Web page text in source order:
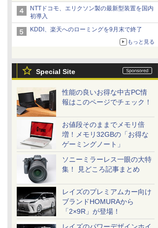
NTTドコモ、エリクソン製の最新型装置を国内
初導入
KDDI、楽天へのローミングを9月末で終了
もっと見る
Special Site
性能の良いお得な中古PC情
報はこのページでチェック！
お値段そのままでメモリ倍
増！メモリ32GBの「お得な
ゲーミングノート」
ソニーミラーレス一眼の大特
集！ 見どころ記事まとめ
レイズのプレミアムカー向け
ブランドHOMURAから
「2×9R」が登場！